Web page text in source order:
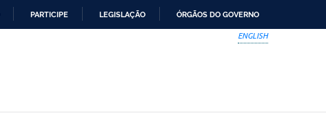
PARTICIPE LEGISLAÇÃO ÓRGÃOS DO GOVERNO
ENGLISH